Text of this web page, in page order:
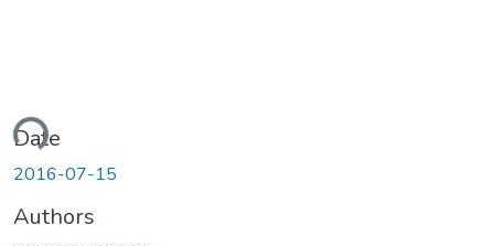
Date
2016-07-15
Authors